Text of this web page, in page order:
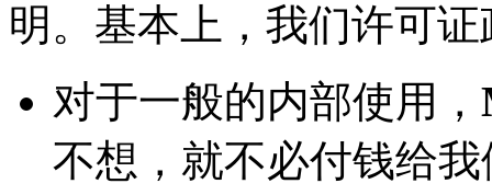
明。基本上，我们许可
对于一般的内部使用，
不想，就不必付钱给我